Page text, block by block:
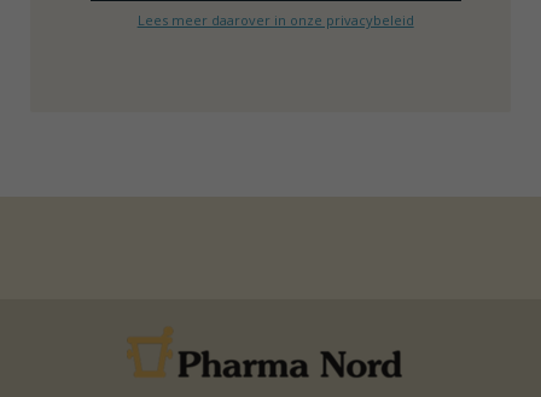
Lees meer daarover in onze privacybeleid